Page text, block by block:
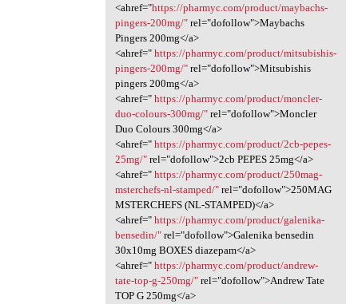
<ahref="https://pharmyc.com/product/maybachs-
pingers-200mg/"rel="dofollow">Maybachs
Pingers 200mg</a>
<ahref=" https://pharmyc.com/product/mitsubishis-
pingers-200mg/"rel="dofollow">Mitsubishis
pingers 200mg</a>
<ahref=" https://pharmyc.com/product/moncler-
duo-colours-300mg/"rel="dofollow">Moncler
Duo Colours 300mg</a>
<ahref=" https://pharmyc.com/product/2cb-pepes-
25mg/"rel="dofollow">2cb PEPES 25mg</a>
<ahref=" https://pharmyc.com/product/250mag-
msterchefs-nl-stamped/"rel="dofollow">250MAG
MSTERCHEFS (NL-STAMPED)</a>
<ahref=" https://pharmyc.com/product/galenika-
bensedin/"rel="dofollow">Galenika bensedin
30x10mg BOXES diazepam</a>
<ahref=" https://pharmyc.com/product/andrew-
tate-top-g-250mg/"rel="dofollow">Andrew Tate
TOP G 250mg</a>